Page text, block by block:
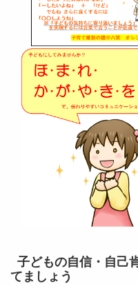
子どもの自信・自己
てましょう